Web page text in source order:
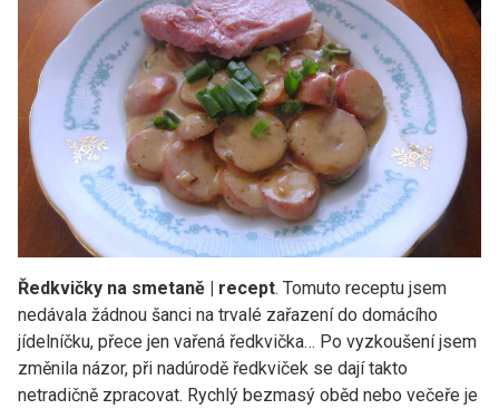
Ředkvičky na smetaně | recept. Tomuto receptu jsem
nedávala žádnou šanci na trvalé zařazení do domácího
jídelníčku, přece jen vařená ředkvička… Po vyzkoušení jsem
změnila názor, při nadúrodě ředkviček se dají takto
netradičně zpracovat. Rychlý bezmasý oběd nebo večeře je